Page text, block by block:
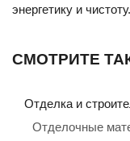
энергетику и чистоту.
СМОТРИТЕ
Отделка и
Отделочные